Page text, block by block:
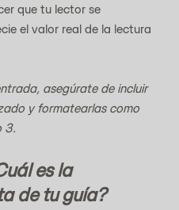
que tu lector se
el valor real de la lectura
asegúrate de incluir
y formatearlas como
3.
es la
de tu guía?